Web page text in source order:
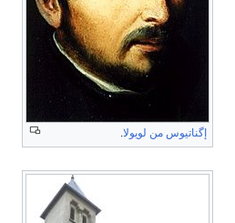
إگناتيوس من لويولا